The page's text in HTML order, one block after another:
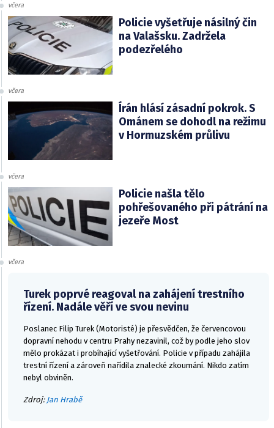
včera
Policie vyšetřuje násilný čin
na Valašsku. Zadržela
podezřelého
včera
Írán hlásí zásadní pokrok. S
Ománem se dohodl na režimu
v Hormuzském průlivu
včera
Policie našla tělo
pohřešovaného při pátrání na
jezeře Most
včera
Turek poprvé reagoval na zahájení trestního
řízení. Nadále věří ve svou nevinu
Poslanec Filip Turek (Motoristé) je přesvědčen, že červencovou
dopravní nehodu v centru Prahy nezavinil, což by podle jeho slov
mělo prokázat i probíhající vyšetřování. Policie v případu zahájila
trestní řízení a zároveň nařídila znalecké zkoumání. Nikdo zatím
nebyl obviněn.
Zdroj: Jan Hrabě